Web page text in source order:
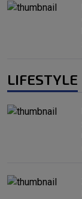
LIFESTYLE